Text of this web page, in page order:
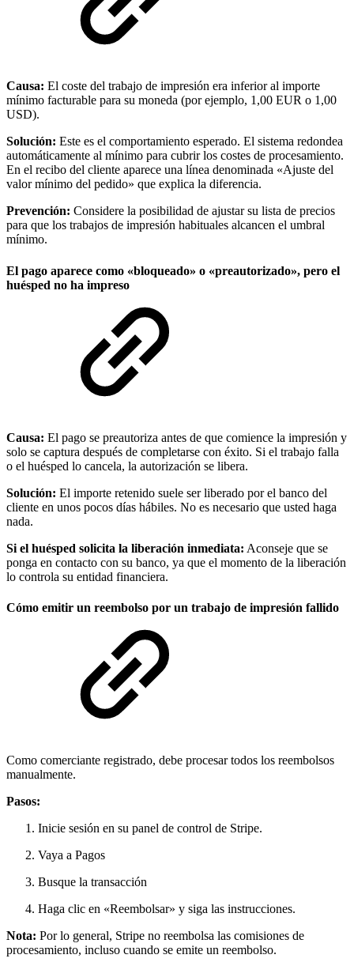
Causa: El coste del trabajo de impresión era inferior al importe
mínimo facturable para su moneda (por ejemplo, 1,00 EUR o 1,00
USD).
Solución: Este es el comportamiento esperado. El sistema redondea
automáticamente al mínimo para cubrir los costes de procesamiento.
En el recibo del cliente aparece una línea denominada «Ajuste del
valor mínimo del pedido» que explica la diferencia.
Prevención: Considere la posibilidad de ajustar su lista de precios
para que los trabajos de impresión habituales alcancen el umbral
mínimo.
El pago aparece como «bloqueado» o «preautorizado», pero el
huésped no ha impreso
Causa: El pago se preautoriza antes de que comience la impresión y
solo se captura después de completarse con éxito. Si el trabajo falla
o el huésped lo cancela, la autorización se libera.
Solución: El importe retenido suele ser liberado por el banco del
cliente en unos pocos días hábiles. No es necesario que usted haga
nada.
Si el huésped solicita la liberación inmediata: Aconseje que se
ponga en contacto con su banco, ya que el momento de la liberación
lo controla su entidad financiera.
Cómo emitir un reembolso por un trabajo de impresión fallido
Como comerciante registrado, debe procesar todos los reembolsos
manualmente.
Pasos:
Inicie sesión en su panel de control de Stripe.
Vaya a Pagos
Busque la transacción
Haga clic en «Reembolsar» y siga las instrucciones.
Nota: Por lo general, Stripe no reembolsa las comisiones de
procesamiento, incluso cuando se emite un reembolso.